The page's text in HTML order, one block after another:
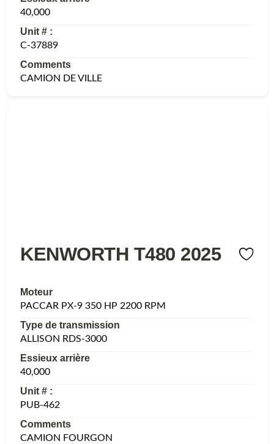
40,000
Unit # :
C-37889
Comments
CAMION DE VILLE
KENWORTH T480 2025
Moteur
PACCAR PX-9 350 HP 2200 RPM
Type de transmission
ALLISON RDS-3000
Essieux arrière
40,000
Unit # :
PUB-462
Comments
CAMION FOURGON